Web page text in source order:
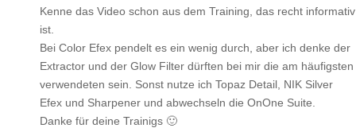
Kenne das Video schon aus dem Training, das recht informativ
ist.
Bei Color Efex pendelt es ein wenig durch, aber ich denke der
Extractor und der Glow Filter dürften bei mir die am häufigsten
verwendeten sein. Sonst nutze ich Topaz Detail, NIK Silver
Efex und Sharpener und abwechseln die OnOne Suite.
Danke für deine Trainigs 🙂